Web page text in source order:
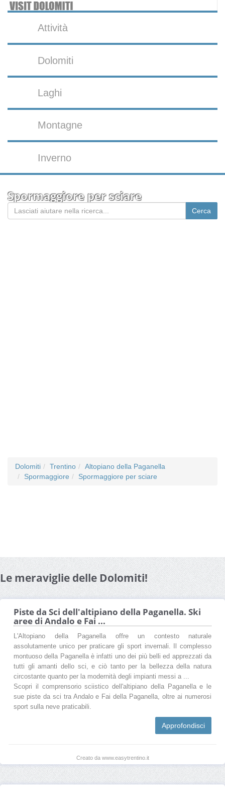
Attività
Dolomiti
Laghi
Montagne
Inverno
Spormaggiore per sciare
Dolomiti Trentino
Altopiano della Paganella
Spormaggiore
Spormaggiore per sciare
Le meraviglie delle Dolomiti!
Piste da Sci dell'altipiano della Paganella. Ski
aree di Andalo e Fai ...
L'Altopiano della Paganella offre un contesto naturale
assolutamente unico per praticare gli sport invernali. Il complesso
montuoso della Paganella è infatti uno dei più belli ed apprezzati da
tutti gli amanti dello sci, e ciò tanto per la bellezza della natura
circostante quanto per la modernità degli impianti messi a ...
Scopri il comprensorio sciistico dell'altipiano della Paganella e le
sue piste da sci tra Andalo e Fai della Paganella, oltre ai numerosi
sport sulla neve praticabili.
Approfondisci
Creato da www.easytrentino.it